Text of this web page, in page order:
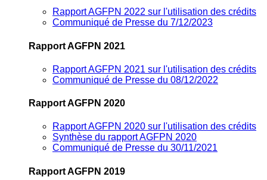
Rapport AGFPN 2022 sur l'utilisation des crédits
Communiqué de Presse du 7/12/2023
Rapport AGFPN 2021
Rapport AGFPN 2021 sur l'utilisation des crédits
Communiqué de Presse du 08/12/2022
Rapport AGFPN 2020
Rapport AGFPN 2020 sur l'utilisation des crédits
Synthèse du rapport AGFPN 2020
Communiqué de Presse du 30/11/2021
Rapport AGFPN 2019